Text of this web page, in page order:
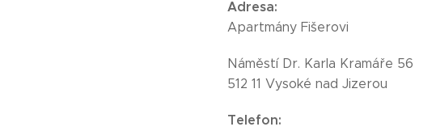
Adresa:
Apartmány Fišerovi
Náměstí Dr. Karla Kramáře 56
512 11 Vysoké nad Jizerou
Telefon: